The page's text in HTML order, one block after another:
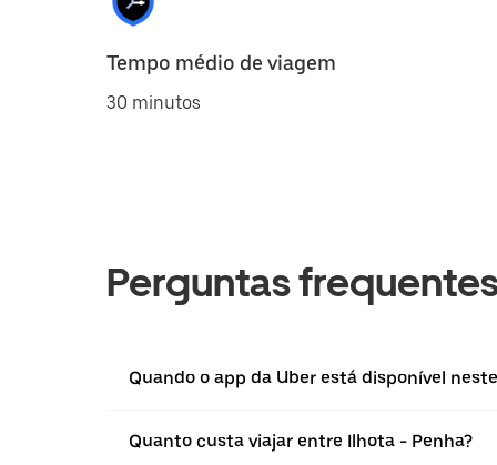
Tempo médio de viagem
30 minutos
Perguntas
Quando o app da Uber está disponível
Quanto custa viajar entre Ilhota - Penha?